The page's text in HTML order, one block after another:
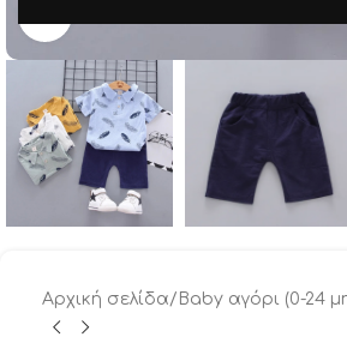
Αρχική σελίδα/ Baby αγόρι (0-24